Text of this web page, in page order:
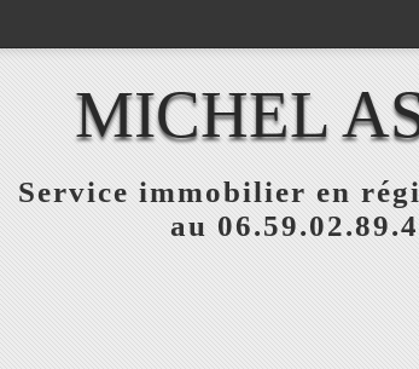
MICHEL
Service immobilier en
au